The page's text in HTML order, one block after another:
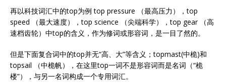
再以科技词汇中的top为例 top pressure （最高压力），top
speed （最大速度），top science （尖端科学），top gear （高
速档齿轮）中top的含义，作为修词或形容词，是一目了然的。
但是下面复合词中的top并无“高、大”等含义；topmast(中桅)和
topsail （中桅帆），在这里top一词不是形容词而是名词（“桅
楼”），与另一名词构成一个专用词汇。